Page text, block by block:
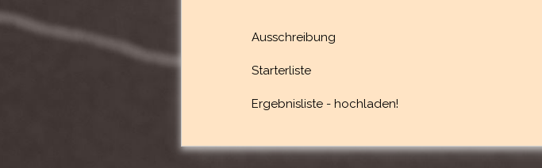
Ausschreibung
Starterliste
Ergebnisliste -hochladen!